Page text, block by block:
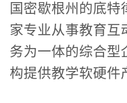
反馈：包含简答题、
阐述等开放式互动，
学生自由表达思考过
培养批判性思维与表
国密歇根州的底特
家专业从事教育互
务为一体的综合型
构提供教学软硬件